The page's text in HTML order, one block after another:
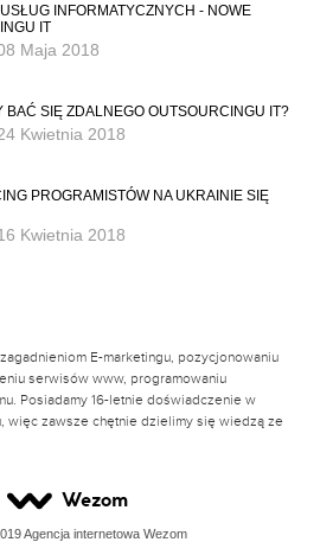
INFORMATYCZNYCH - NOWE
IT
Maja 2018
BAĆ SIĘ ZDALNEGO OUTSOURCINGU IT?
Kwietnia 2018
PROGRAMISTÓW NA UKRAINIE SIĘ
Kwietnia 2018
E-marketingu, pozycjonowaniu
serwisów www, programowaniu
Posiadamy 16-letnie doświadczenie w
więc zawsze chętnie dzielimy się wiedzą ze
Wezom
Agencja internetowa Wezom